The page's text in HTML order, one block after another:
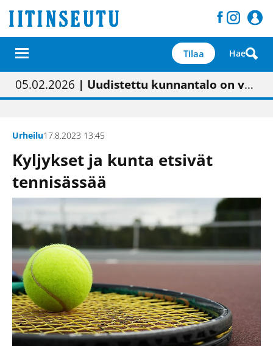
Tilaa Hae
01.02.2026 | Painon vaihtumisen pitäisi näkyä hieman parempana painojäljen laatuna lehdessä
05.02.2026 | Uudistettu kunnantalo on valoisa
23.04.2026 | “Olemme käynnistämässä uudelleen keskustavisiotyön”
09.05.2026| "Maalla on totuttu elämään omavaraisemmin kuin kaupungissa"
Urheilu17.8.2023 13:45
Kyljykset ja kunta etsivät
tennisässää